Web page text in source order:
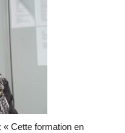
« Cette formation en